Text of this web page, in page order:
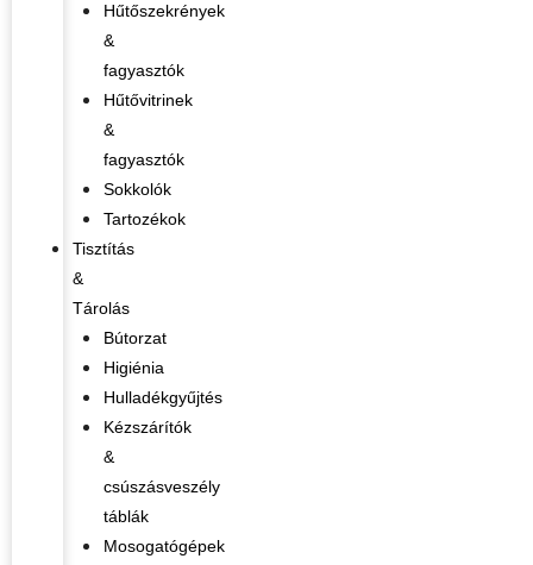
Hűtőszekrények
&
fagyasztók
Hűtővitrinek
&
fagyasztók
Sokkolók
Tartozékok
Tisztítás
&
Tárolás
Bútorzat
Higiénia
Hulladékgyűjtés
Kézszárítók
&
csúszásveszély
táblák
Mosogatógépek